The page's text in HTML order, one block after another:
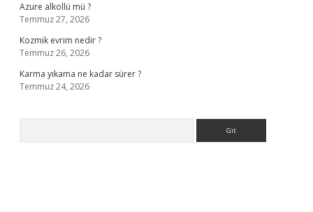
Azure alkollü mü ?
Temmuz 27, 2026
Kozmik evrim nedir ?
Temmuz 26, 2026
Karma yıkama ne kadar sürer ?
Temmuz 24, 2026